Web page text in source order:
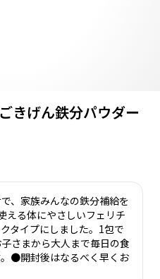
きげん鉄分パウダー
、家族みんなの鉄分補給を
える体にやさしいフェリチ
タイプにしました。1包で
さまから大人まで毎日の食
●開封後はなるべく早くお